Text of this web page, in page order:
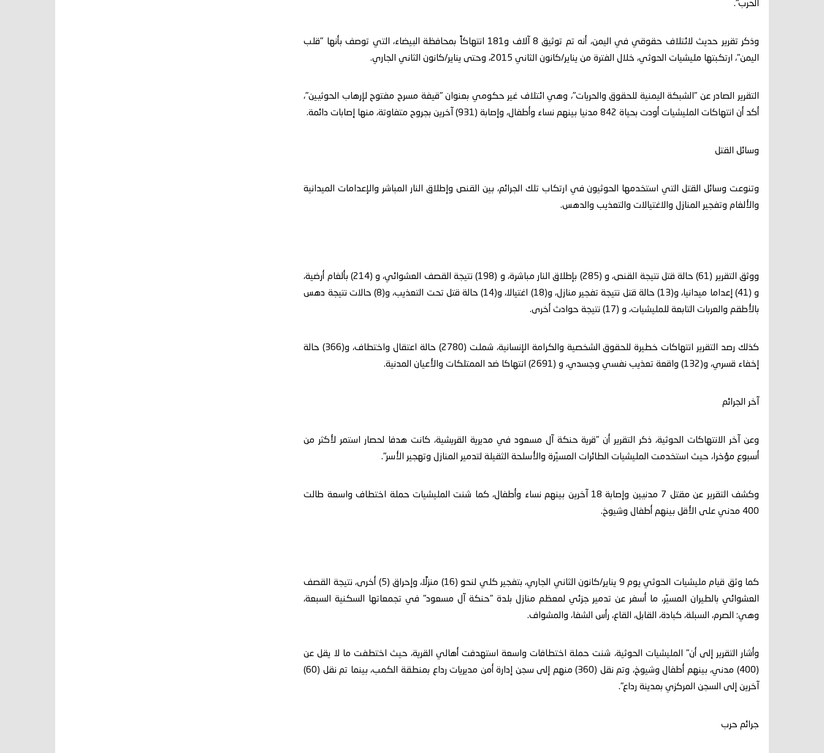
الحرب".
وذكر تقرير حديث لائتلاف حقوقي في اليمن، أنه تم توثيق 8 آلاف و181 انتهاكاً بمحافظة البيضاء، التي توصف بأنها "قلب
اليمن"، ارتكبتها مليشيات الحوثي، خلال الفترة من يناير/كانون الثاني 2015، وحتى يناير/كانون الثاني الجاري.
التقرير الصادر عن "الشبكة اليمنية للحقوق والحريات"، وهي ائتلاف غير حكومي بعنوان "قيفة مسرح مفتوح لإرهاب الحوثيين"،
أكد أن انتهاكات المليشيات أودت بحياة 842 مدنيا بينهم نساء وأطفال، وإصابة (931) آخرين بجروح متفاوتة، منها إصابات دائمة.
وسائل القتل
وتنوعت وسائل القتل التي استخدمها الحوثيون في ارتكاب تلك الجرائم، بين القنص وإطلاق النار المباشر والإعدامات الميدانية
والألغام وتفجير المنازل والاغتيالات والتعذيب والدهس.
ووثق التقرير (61) حالة قتل نتيجة القنص، و (285) بإطلاق النار مباشرة، و (198) نتيجة القصف العشوائي، و (214) بألغام أرضية،
و (41) إعداما ميدانيا، و(13) حالة قتل نتيجة تفجير منازل، و(18) اغتيالا، و(14) حالة قتل تحت التعذيب، و(8) حالات نتيجة دهس
بالأطقم والعربات التابعة للمليشيات، و (17) نتيجة حوادث أخرى.
كذلك رصد التقرير انتهاكات خطيرة للحقوق الشخصية والكرامة الإنسانية، شملت (2780) حالة اعتقال واختطاف، و(366) حالة
إخفاء قسري، و(132) واقعة تعذيب نفسي وجسدي، و (2691) انتهاكا ضد الممتلكات والأعيان المدنية.
آخر الجرائم
وعن آخر الانتهاكات الحوثية، ذكر التقرير أن "قرية حنكة آل مسعود في مديرية القريشية، كانت هدفا لحصار استمر لأكثر من
أسبوع مؤخرا، حيث استخدمت المليشيات الطائرات المسيّرة والأسلحة الثقيلة لتدمير المنازل وتهجير الأسر".
وكشف التقرير عن مقتل 7 مدنيين وإصابة 18 آخرين بينهم نساء وأطفال، كما شنت المليشيات حملة اختطاف واسعة طالت
400 مدني على الأقل بينهم أطفال وشيوخ.
كما وثق قيام مليشيات الحوثي يوم 9 يناير/كانون الثاني الجاري، بتفجير كلي لنحو (16) منزلًا، وإحراق (5) أخرى، نتيجة القصف
العشوائي بالطيران المسيّر، ما أسفر عن تدمير جزئي لمعظم منازل بلدة "حنكة آل مسعود" في تجمعاتها السكنية السبعة،
وهي: الصرم، السبلة، كبادة، القابل، القاع، رأس الشفا، والمشواف.
وأشار التقرير إلى أن" المليشيات الحوثية، شنت حملة اختطافات واسعة استهدفت أهالي القرية، حيث اختطفت ما لا يقل عن
(400) مدني، بينهم أطفال وشيوخ، وتم نقل (360) منهم إلى سجن إدارة أمن مديريات رداع بمنطقة الكمب، بينما تم نقل (60)
آخرين إلى السجن المركزي بمدينة رداع".
جرائم حرب